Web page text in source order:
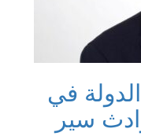
في
سير